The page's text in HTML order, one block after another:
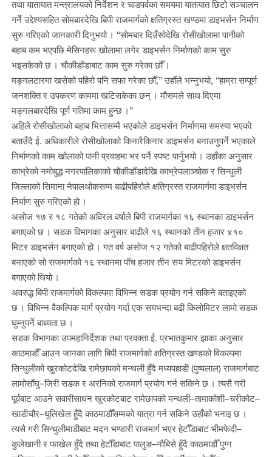
तथा यातायात मन्त्रालयको निर्देशन र चाडपर्वका समयमा यातायात छिटो सञ्चालन
गर्ने उद्देश्यसहित सोमबारदेखि बिपी राजमार्गको क्षतिग्रस्त खण्डमा डाइभर्सन निर्माण
सुरु गरिएको जानकारी दिनुभयो । “सोमबार दिउँसोदेखि रोसीखोलामा पानीको
बहाब कम भएपछि मेसिनहरू खोलामा लगेर डाइभर्सन निर्माणको काम सुरु
भइसकेको छ । चौकीडाँडाबाट काम सुरु गरेका छौँ ।
मङ्गलटारमा खसेको पहिरो पनि सफा गरेका छौँ,” उहाँले भन्नुभयो, “हाम्रा सम्पूर्ण
जनशक्ति र उपकरण काममा खटिसकेका छन् । मौसमले साथ दिएमा
मङ्गलबारदेखि पूर्ण गतिमा काम हुन्छ ।”
अहिले रोसीखोलाको बहाब भित्तासम्मै भएकोले डाइभर्सन निर्माणमा समस्या भएको
बताउँदै ई. अधिकारीले रोसीखोलाको किनारैकिनार डाइभर्सन बनाउनुपर्ने भएकाले
निर्माणको काम खोलाको पानी प्रवाहमा भर पर्ने स्पष्ट पार्नुभयो । उहाँका अनुसार
काभ्रेको नमोबुद्ध नगरपालिकाको चौकीडाँडादेखि काभ्रेपलाञ्चोक र सिन्धुली
जिल्लाको सिमाना नेपालथोकसम्म बाढीपहिरोले क्षतिग्रस्त राजमार्गमा डाइभर्सन
निर्माण सुरु गरिएको हो ।
असोज १७ र १८ गतेको अविरल वर्षाले बिपी राजमार्गका १६ स्थानका डाइभर्सन
बगाएको छ । सडक विभागका अनुसार बाढीले १६ स्थानको तीन हजार ४१०
मिटर डाइभर्सन बगाएको हो । गत वर्ष असोज १२ गतेको बाढीपहिरोले क्षतविक्षत
बनाएको सो राजमार्गको १६ स्थानमा पाँच हजार तीन सय मिटरको डाइभर्सन
बगाएको थियो ।
अवरुद्ध बिपी राजमार्गको विकल्पमा विभिन्न सडक प्रयोग गर्न सकिने बताइएको
छ । विभिन्न वैकल्पिक मार्ग प्रयोग गर्दा एक सयभन्दा बढी किलोमिटर लामो सडक
घुम्नुपर्ने बाध्यता छ ।
सडक विभागका उपमहानिर्देशक तथा प्रवक्ता ई. प्रभातकुमार झाका अनुसार
काठमाडौँ आउन जानका लागि बिपी राजमार्गको क्षतिग्रस्त खण्डको विकल्पमा
सिन्धुलीको खुरकोटदेखि रामेछापको मन्थली हुँदै मध्यपहाडी (पुष्पलाल) राजमार्गबाट
लामोसाँघु–जिरी सडक र अरनिको राजमार्ग प्रयोग गर्न सकिने छ । त्यसै गरी
पूर्वबाट आउने सवारीसाधन खुरकोटबाट रामेछापको मन्थली–तामाकोशी–चरीकोट–
खाडीचौर–धुलिखेल हुँदै काठमाडौँसम्मको यात्रा गर्न सकिने उहाँको भनाइ छ ।
त्यसै गरी सिन्धुलीमाडीबाट मदन भण्डारी राजमार्ग भएर हेटौँडाबाट भीमफेदी–
कुलेखानी र फाखेल हुँदै तथा हेटौँडाबाट पालुङ–नौबिसे हुँदै काठमाडौँ पुग्न